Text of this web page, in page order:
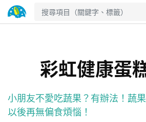
彩虹健康蛋
小朋友不愛吃蔬果？有辦法！蔬
以後再無偏食煩惱！